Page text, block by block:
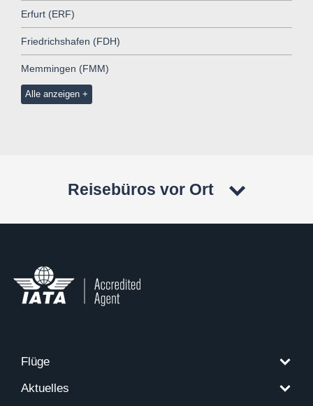
Erfurt (ERF)
Friedrichshafen (FDH)
Memmingen (FMM)
Alle anzeigen
Reisebüros vor Ort
Flüge
Aktuelles